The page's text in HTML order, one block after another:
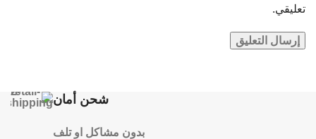
تعليقي.
شحن أمان
بدون مشاكل او تلف